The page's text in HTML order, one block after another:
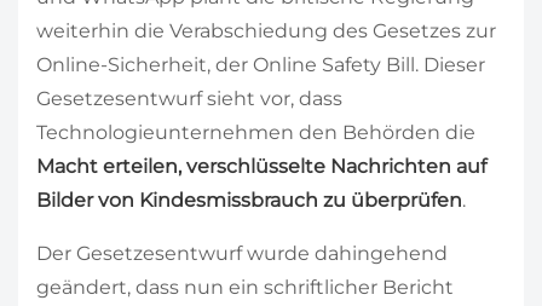
weiterhin die Verabschiedung des Gesetzes zur
Online-Sicherheit, der Online Safety Bill. Dieser
Gesetzesentwurf sieht vor, dass
Technologieunternehmen den Behörden die
Macht erteilen, verschlüsselte Nachrichten auf
Bilder von Kindesmissbrauch zu überprüfen.
Der Gesetzesentwurf wurde dahingehend
geändert, dass nun ein schriftlicher Bericht